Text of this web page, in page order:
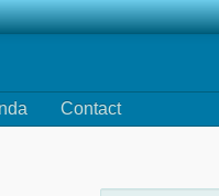
Contact